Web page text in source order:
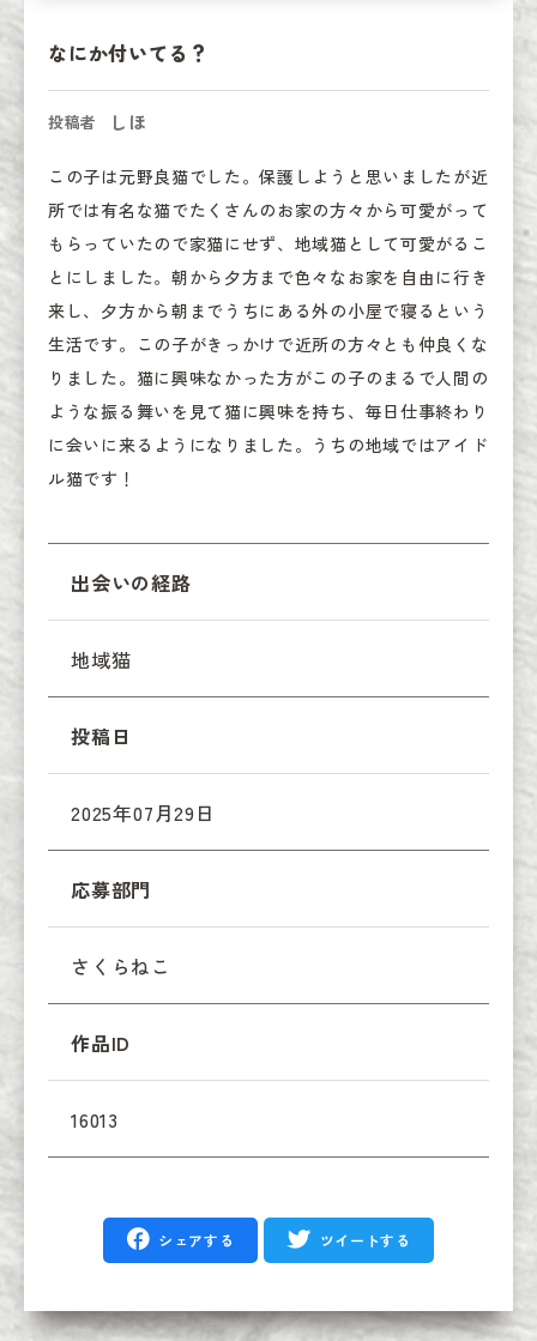
なにか付いてる？
投稿者 しほ
この子は元野良猫でした。保護しようと思いましたが近
所では有名な猫でたくさんのお家の方々から可愛がって
もらっていたので家猫にせず、地域猫として可愛がるこ
とにしました。朝から夕方まで色々なお家を自由に行き
来し、夕方から朝までうちにある外の小屋で寝るという
生活です。この子がきっかけで近所の方々とも仲良くな
りました。猫に興味なかった方がこの子のまるで人間の
ような振る舞いを見て猫に興味を持ち、毎日仕事終わり
に会いに来るようになりました。うちの地域ではアイド
ル猫です！
出会いの経路
地域猫
投稿日
2025年07月29日
応募部門
さくらねこ
作品ID
16013
シェアする ツイートする